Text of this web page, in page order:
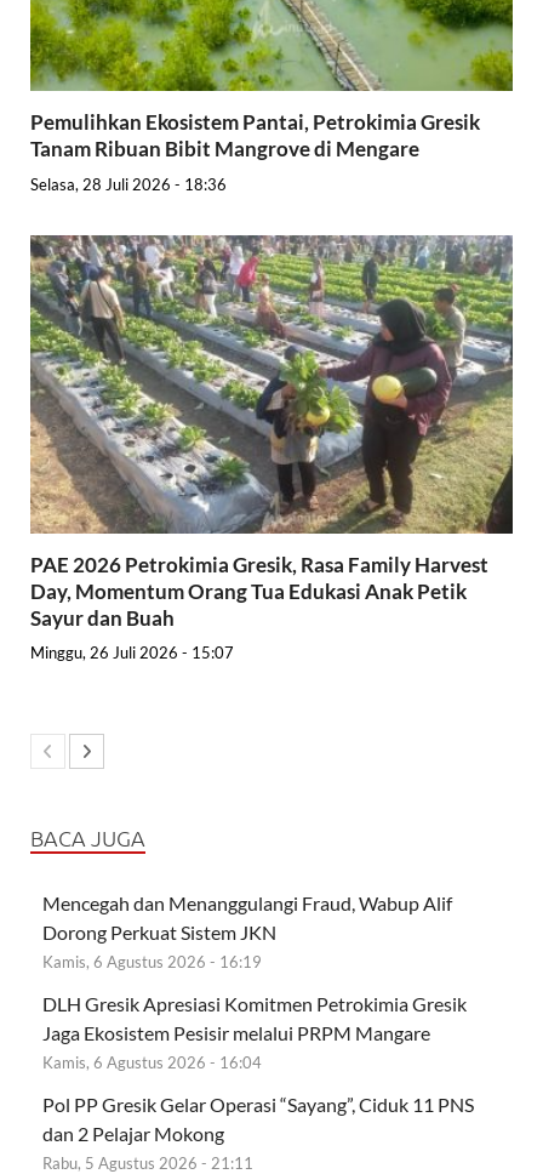
Pemulihkan Ekosistem Pantai, Petrokimia Gresik
Tanam Ribuan Bibit Mangrove di Mengare
Selasa, 28 Juli 2026 - 18:36
PAE 2026 Petrokimia Gresik, Rasa Family Harvest
Day, Momentum Orang Tua Edukasi Anak Petik
Sayur dan Buah
Minggu, 26 Juli 2026 - 15:07
BACA JUGA
Mencegah dan Menanggulangi Fraud, Wabup Alif
Dorong Perkuat Sistem JKN
Kamis, 6 Agustus 2026 - 16:19
DLH Gresik Apresiasi Komitmen Petrokimia Gresik
Jaga Ekosistem Pesisir melalui PRPM Mangare
Kamis, 6 Agustus 2026 - 16:04
Pol PP Gresik Gelar Operasi “Sayang”, Ciduk 11 PNS
dan 2 Pelajar Mokong
Rabu, 5 Agustus 2026 - 21:11